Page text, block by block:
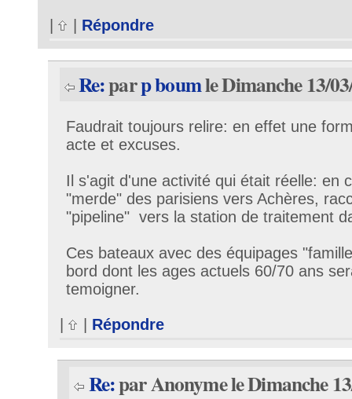
Répondre
Re:parp boumle Dimanche 13/
Faudrait toujours relire: en effet une
acte et excuses.
Il s'agit d'une activité qui était réelle: en
"merde" des parisiens vers Achères,
"pipeline" vers la station de traitement
Ces bateaux avec des équipages
bord dont les ages actuels 60/70 ans
temoigner.
Répondre
Re:par Anonyme le Dimanche